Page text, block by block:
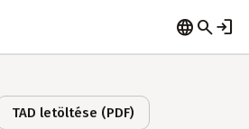
languagesearchlogin
TAD letöltése (PDF)